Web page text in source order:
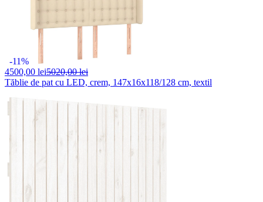
-11%
4500,00 lei5020,00 lei
Tăblie de pat cu LED, crem, 147x16x118/128 cm, textil